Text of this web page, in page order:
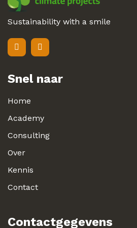
Sustainability with a smile
Snel naar
Home
Academy
Consulting
Over
Kennis
Contact
Contactgegevens